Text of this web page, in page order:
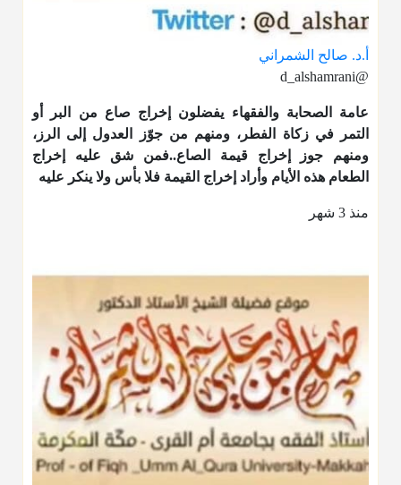
أ.د. صالح الشمراني
@d_alshamrani
عامة الصحابة والفقهاء يفضلون إخراج صاع من البر أو
التمر في زكاة الفطر، ومنهم من جوّز العدول إلى الرز،
ومنهم جوز إخراج قيمة الصاع..فمن شق عليه إخراج
الطعام هذه الأيام وأراد إخراج القيمة فلا بأس ولا ينكر عليه
منذ 3 شهر